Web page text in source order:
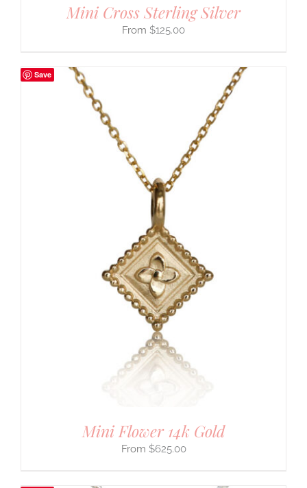
Mini Cross Sterling Silver
$125.00
Save
Mini Flower 14k Gold
$625.00